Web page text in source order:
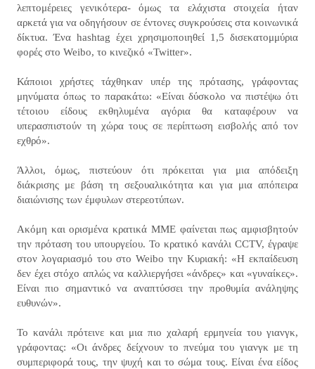
λεπτομέρειες γενικότερα- όμως τα ελάχιστα στοιχεία ήταν
αρκετά για να οδηγήσουν σε έντονες συγκρούσεις στα κοινωνικά
δίκτυα. Ένα hashtag έχει χρησιμοποιηθεί 1,5 δισεκατομμύρια
φορές στο Weibo, το κινεζικό «Twitter».
Κάποιοι χρήστες τάχθηκαν υπέρ της πρότασης, γράφοντας
μηνύματα όπως το παρακάτω: «Είναι δύσκολο να πιστέψω ότι
τέτοιου είδους εκθηλυμένα αγόρια θα καταφέρουν να
υπερασπιστούν τη χώρα τους σε περίπτωση εισβολής από τον
εχθρό».
Άλλοι, όμως, πιστεύουν ότι πρόκειται για μια απόδειξη
διάκρισης με βάση τη σεξουαλικότητα και για μια απόπειρα
διαιώνισης των έμφυλων στερεοτύπων.
Ακόμη και ορισμένα κρατικά ΜΜΕ φαίνεται πως αμφισβητούν
την πρόταση του υπουργείου. Το κρατικό κανάλι CCTV, έγραψε
στον λογαριασμό του στο Weibo την Κυριακή: «Η εκπαίδευση
δεν έχει στόχο απλώς να καλλιεργήσει «άνδρες» και «γυναίκες».
Είναι πιο σημαντικό να αναπτύσσει την προθυμία ανάληψης
ευθυνών».
Το κανάλι πρότεινε και μια πιο χαλαρή ερμηνεία του γιανγκ,
γράφοντας: «Οι άνδρες δείχνουν το πνεύμα του γιανγκ με τη
συμπεριφορά τους, την ψυχή και το σώμα τους. Είναι ένα είδος